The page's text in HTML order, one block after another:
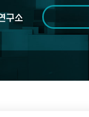
검색범위 전체
기간 전체 1일